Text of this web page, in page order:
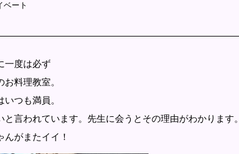
ート
一度は必ず
料理教室。
つも満員。
言われています。先生に会うとその理由がわかります。
がまたイイ！